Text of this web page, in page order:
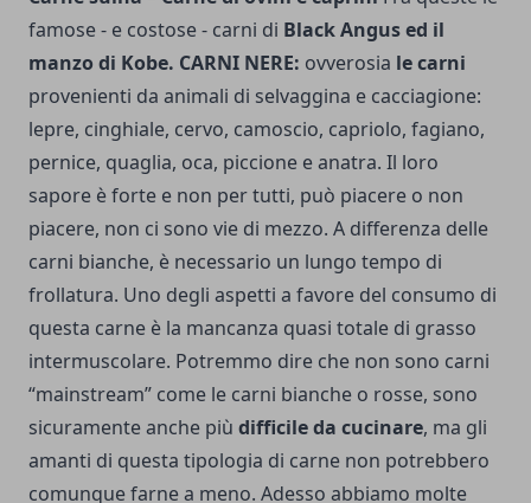
famose - e costose - carni di Black Angus ed il
manzo di Kobe. CARNI NERE: ovverosia le carni
provenienti da animali di selvaggina e cacciagione:
lepre, cinghiale, cervo, camoscio, capriolo, fagiano,
pernice, quaglia, oca, piccione e anatra. Il loro
sapore è forte e non per tutti, può piacere o non
piacere, non ci sono vie di mezzo. A differenza delle
carni bianche, è necessario un lungo tempo di
frollatura. Uno degli aspetti a favore del consumo di
questa carne è la mancanza quasi totale di grasso
intermuscolare. Potremmo dire che non sono carni
“mainstream” come le carni bianche o rosse, sono
sicuramente anche più difficile da cucinare, ma gli
amanti di questa tipologia di carne non potrebbero
comunque farne a meno. Adesso abbiamo molte